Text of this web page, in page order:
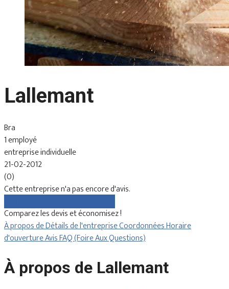
Lallemant
Bra
1 employé
entreprise individuelle
21-02-2012
(0)
Cette entreprise n'a pas encore d'avis.
Comparez les devis et économisez !
À propos deDétails de l'entrepriseCoordonnéesHoraire
d'ouvertureAvisFAQ (Foire Aux Questions)
À propos de Lallemant